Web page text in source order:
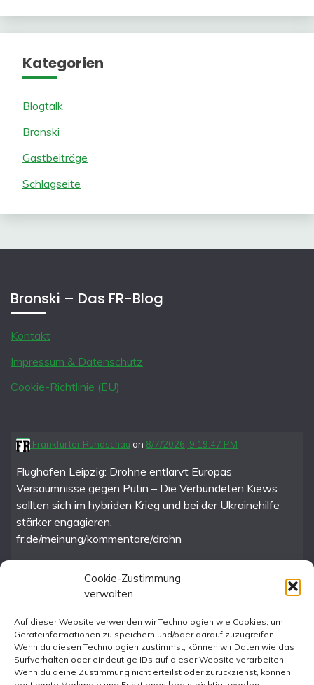
Cookie-Zustimmung
verwalten
Auf dieser Website verwenden wir Technologien wie Cookies, um
Geräteinformationen zu speichern und/oder darauf zuzugreifen.
Wenn du diesen Technologien zustimmst, können wir Daten wie das
Surfverhalten oder eindeutige IDs auf dieser Website verarbeiten.
Wenn du deine Zustimmung nicht erteilst oder zurückziehst, können
Kategorien
Blogtalk
Bronski
Gastbeiträge
Schlagseite
Bronski – Das FR-Blog
Kontakt
Impressum & Datenschutz
Cookie-Richtlinie (EU)
Frankfurter Rundschau on 8/7/2026, 9:19:47 PM
Flughafen Leipzig: Drohne entlarvt Europas
Versäumnisse gegen Putin – Die Verbündeten Kiews
sollten sich im hybriden Krieg und bei der Ukrainehilfe
stärker engagieren.
fr.de/meinung/kommentare/drohn
Instagram